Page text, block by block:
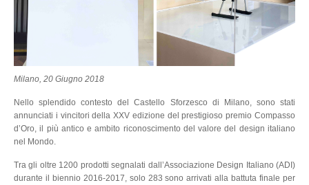
Milano, 20 Giugno 2018
Nello splendido contesto del Castello Sforzesco di Milano, sono stati
annunciati i vincitori della XXV edizione del prestigioso premio Compasso
d’Oro, il più antico e ambito riconoscimento del valore del design italiano
nel Mondo.
Tra gli oltre 1200 prodotti segnalati dall’Associazione Design Italiano (ADI)
durante il biennio 2016-2017, solo 283 sono arrivati alla battuta finale per